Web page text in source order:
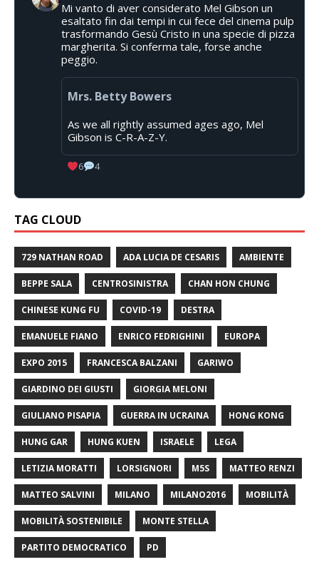
Mi vanto di aver considerato Mel Gibson un
esaltato fin dai tempi in cui fece del cinema pulp
trasformando Gesù Cristo in una specie di pizza
margherita. Si conferma tale, forse anche
peggio.
Mrs. Betty Bowers
As we all rightly assumed ages ago, Mel
Gibson is C-R-A-Z-Y.
6 4
TAG CLOUD
729 NATHAN ROAD ADA LUCIA DE CESARIS AMBIENTE
BEPPE SALA CENTROSINISTRA CHAN HON CHUNG
CHINESE KUNG FU COVID-19 DESTRA
EMANUELE FIANO ENRICO FEDRIGHINI EUROPA
EXPO 2015 FRANCESCA BALZANI GARIWO
GIARDINO DEI GIUSTI GIORGIA MELONI
GIULIANO PISAPIA GUERRA IN UCRAINA HONG KONG
HUNG GAR HUNG KUEN ISRAELE LEGA
LETIZIA MORATTI LORSIGNORI M5S MATTEO RENZI
MATTEO SALVINI MILANO MILANO2016 MOBILITÀ
MOBILITÀ SOSTENIBILE MONTE STELLA
PARTITO DEMOCRATICO PD